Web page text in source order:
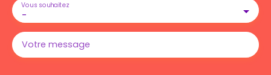
-
Vous souhaitez
Votre message